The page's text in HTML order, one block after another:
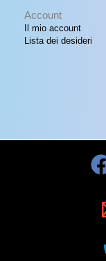
Account
Il mio account
Lista dei desideri